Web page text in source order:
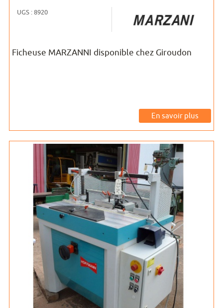
UGS : 8920
Ficheuse MARZANNI disponible chez Giroudon
En savoir plus